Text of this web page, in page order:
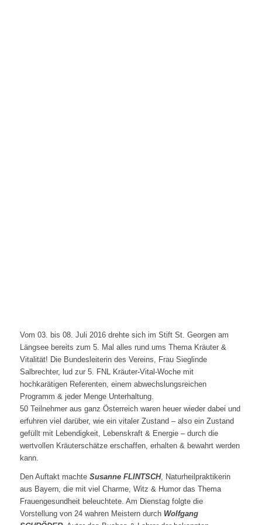
Vom 03. bis 08. Juli 2016 drehte sich im Stift St. Georgen am
Längsee bereits zum 5. Mal alles rund ums Thema Kräuter &
Vitalität! Die Bundesleiterin des Vereins, Frau Sieglinde
Salbrechter, lud zur 5. FNL Kräuter-Vital-Woche mit
hochkarätigen Referenten, einem abwechslungsreichen
Programm & jeder Menge Unterhaltung.
50 Teilnehmer aus ganz Österreich waren heuer wieder dabei und
erfuhren viel darüber, wie ein vitaler Zustand – also ein Zustand
gefüllt mit Lebendigkeit, Lebenskraft & Energie – durch die
wertvollen Kräuterschätze erschaffen, erhalten & bewahrt werden
kann.
Den Auftakt machte Susanne FLINTSCH, Naturheilpraktikerin
aus Bayern, die mit viel Charme, Witz & Humor das Thema
Frauengesundheit beleuchtete. Am Dienstag folgte die
Vorstellung von 24 wahren Meistern durch Wolfgang